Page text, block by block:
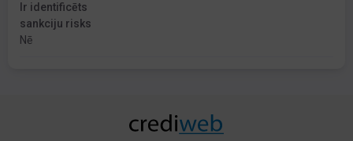
Ir identificēts
sankciju risks
Nē